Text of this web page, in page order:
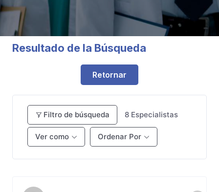
Resultado de la Búsqueda
Retornar
Filtro de búsqueda 8 Especialistas
Ver como Ordenar Por